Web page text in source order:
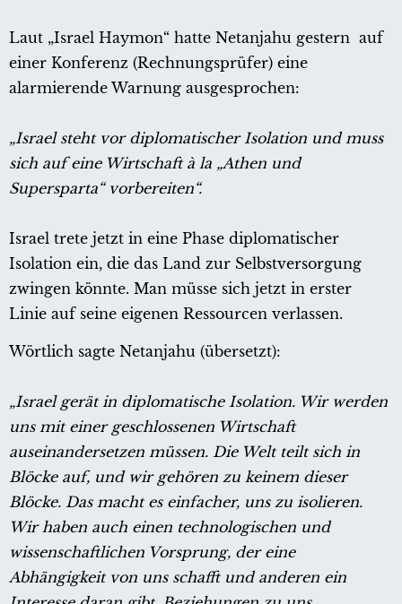
Laut „Israel Haymon“ hatte Netanjahu gestern auf
einer Konferenz (Rechnungsprüfer) eine
alarmierende Warnung ausgesprochen:
„Israel steht vor diplomatischer Isolation und muss
sich auf eine Wirtschaft à la „Athen und
Supersparta“ vorbereiten“.
Israel trete jetzt in eine Phase diplomatischer
Isolation ein, die das Land zur Selbstversorgung
zwingen könnte. Man müsse sich jetzt in erster
Linie auf seine eigenen Ressourcen verlassen.
Wörtlich sagte Netanjahu (übersetzt):
„Israel gerät in diplomatische Isolation. Wir werden
uns mit einer geschlossenen Wirtschaft
auseinandersetzen müssen. Die Welt teilt sich in
Blöcke auf, und wir gehören zu keinem dieser
Blöcke. Das macht es einfacher, uns zu isolieren.
Wir haben auch einen technologischen und
wissenschaftlichen Vorsprung, der eine
Abhängigkeit von uns schafft und anderen ein